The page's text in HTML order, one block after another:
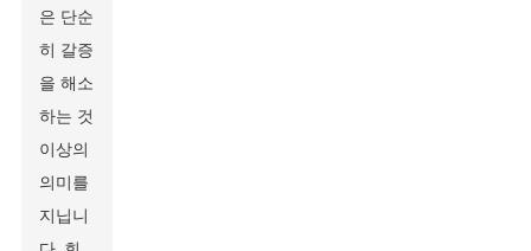
은 단순
히 갈증
을 해소
하는 것
이상의
의미를
지닙니